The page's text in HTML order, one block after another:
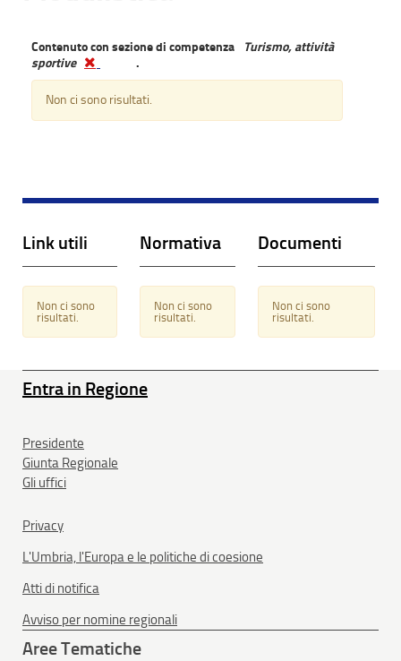
Contenuto con sezione di competenza
Turismo, attività
sportive
.
Non ci sono risultati.
Link utili
Non ci sono
risultati.
Normativa
Non ci sono
risultati.
Documenti
Non ci sono
risultati.
Entra in Regione
Presidente
Giunta Regionale
Gli uffici
Privacy
L'Umbria, l'Europa e le politiche di coesione
Atti di notifica
Avviso per nomine regionali
Aree Tematiche